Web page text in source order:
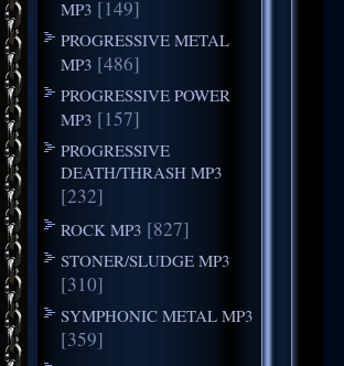
MP3 [149]
PROGRESSIVE METAL
MP3 [486]
PROGRESSIVE POWER
MP3 [157]
PROGRESSIVE
DEATH/THRASH MP3
[232]
ROCK MP3 [827]
STONER/SLUDGE MP3
[310]
SYMPHONIC METAL MP3
[359]